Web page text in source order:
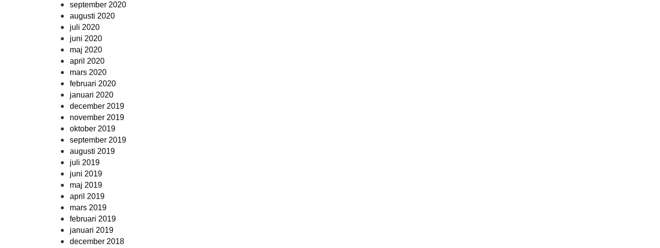
september 2020
augusti 2020
juli 2020
juni 2020
maj 2020
april 2020
mars 2020
februari 2020
januari 2020
december 2019
november 2019
oktober 2019
september 2019
augusti 2019
juli 2019
juni 2019
maj 2019
april 2019
mars 2019
februari 2019
januari 2019
december 2018